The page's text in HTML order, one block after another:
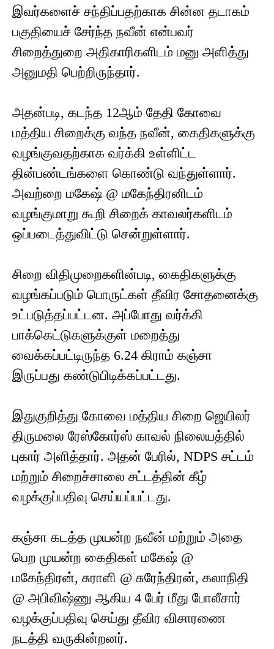
இவர்களைச் சந்திப்பதற்காக சின்ன தடாகம்
பகுதியைச் சேர்ந்த நவீன் என்பவர்
சிறைத்துறை அதிகாரிகளிடம் மனு அளித்து
அனுமதி பெற்றிருந்தார்.
அதன்படி, கடந்த 12ஆம் தேதி கோவை
மத்திய சிறைக்கு வந்த நவீன், கைதிகளுக்கு
வழங்குவதற்காக வர்க்கி உள்ளிட்ட
தின்பண்டங்களை கொண்டு வந்துள்ளார்.
அவற்றை மகேஷ் @ மகேந்திரனிடம்
வழங்குமாறு கூறி சிறைக் காவலர்களிடம்
ஒப்படைத்துவிட்டு சென்றுள்ளார்.
சிறை விதிமுறைகளின்படி, கைதிகளுக்கு
வழங்கப்படும் பொருட்கள் தீவிர சோதனைக்கு
உட்படுத்தப்பட்டன. அப்போது வர்க்கி
பாக்கெட்டுகளுக்குள் மறைத்து
வைக்கப்பட்டிருந்த 6.24 கிராம் கஞ்சா
இருப்பது கண்டுபிடிக்கப்பட்டது.
இதுகுறித்து கோவை மத்திய சிறை ஜெயிலர்
திருமலை ரேஸ்கோர்ஸ் காவல் நிலையத்தில்
புகார் அளித்தார். அதன் பேரில், NDPS சட்டம்
மற்றும் சிறைச்சாலை சட்டத்தின் கீழ்
வழக்குப்பதிவு செய்யப்பட்டது.
கஞ்சா கடத்த முயன்ற நவீன் மற்றும் அதை
பெற முயன்ற கைதிகள் மகேஷ் @
மகேந்திரன், சுராளி @ சுரேந்திரன், கலாநிதி
@ அபிவிஷ்ணு ஆகிய 4 பேர் மீது போலீசார்
வழக்குப்பதிவு செய்து தீவிர விசாரணை
நடத்தி வருகின்றனர்.